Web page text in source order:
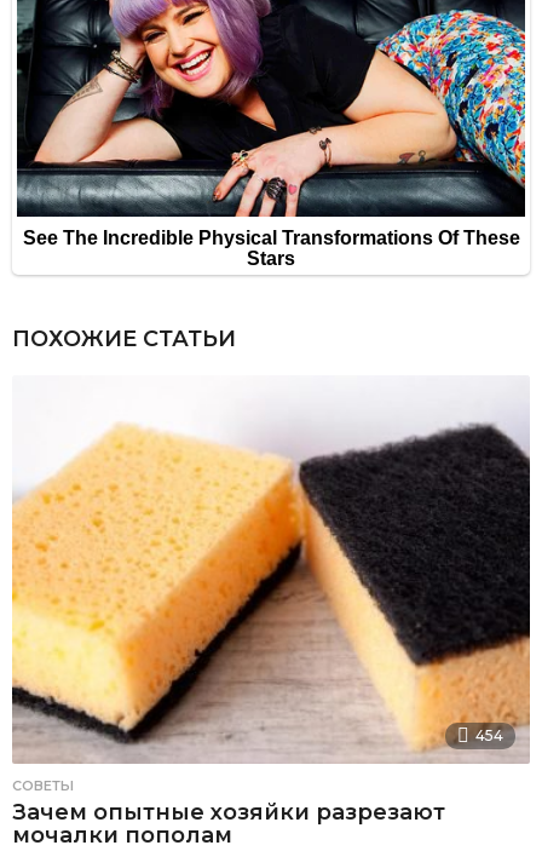
ПОХОЖИЕ СТАТЬИ
454
СОВЕТЫ
Зачем опытные хозяйки разрезают
мочалки пополам